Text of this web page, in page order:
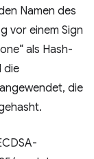
Namen des
vor einem Sign
als Hash-
die
die